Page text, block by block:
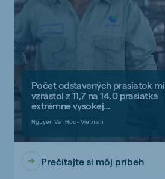
Počet odstavených prasiatok mi
vzrástol z 11,7 na 14,0 prasiatka
extrémne vysokej...
Nguyen Van Hoc - Vietnam
Prečítajte si môj príbeh